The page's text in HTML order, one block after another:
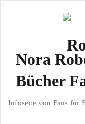
Nora
Bücher
Infoseite von Fans für